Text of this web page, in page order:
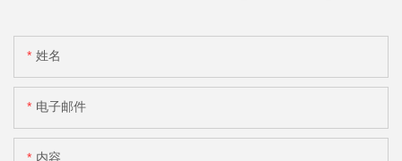
姓名
电子邮件
内容